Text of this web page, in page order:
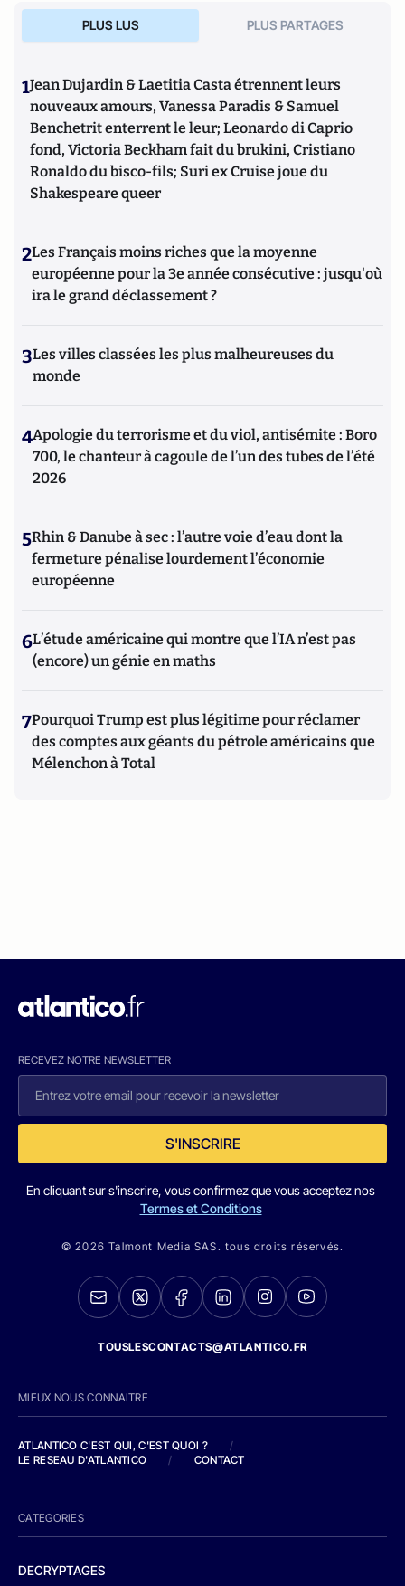
PLUS LUS PLUS PARTAGES
1Jean Dujardin & Laetitia Casta étrennent leurs
nouveaux amours, Vanessa Paradis & Samuel
Benchetrit enterrent le leur; Leonardo di Caprio
fond, Victoria Beckham fait du brukini, Cristiano
Ronaldo du bisco-fils; Suri ex Cruise joue du
Shakespeare queer
2Les Français moins riches que la moyenne
européenne pour la 3e année consécutive : jusqu'où
ira le grand déclassement ?
3Les villes classées les plus malheureuses du
monde
4Apologie du terrorisme et du viol, antisémite : Boro
700, le chanteur à cagoule de l’un des tubes de l’été
2026
5Rhin & Danube à sec : l’autre voie d’eau dont la
fermeture pénalise lourdement l’économie
européenne
6L’étude américaine qui montre que l’IA n’est pas
(encore) un génie en maths
7Pourquoi Trump est plus légitime pour réclamer
des comptes aux géants du pétrole américains que
Mélenchon à Total
RECEVEZ NOTRE NEWSLETTER
S'INSCRIRE
En cliquant sur s'inscrire, vous confirmez que vous acceptez nos
Termes et Conditions
© 2026 Talmont Media SAS. tous droits réservés.
TOUSLESCONTACTS@ATLANTICO.FR
MIEUX NOUS CONNAITRE
ATLANTICO C'EST QUI, C'EST QUOI ?
/
LE RESEAU D'ATLANTICO
/ CONTACT
CATEGORIES
DECRYPTAGES